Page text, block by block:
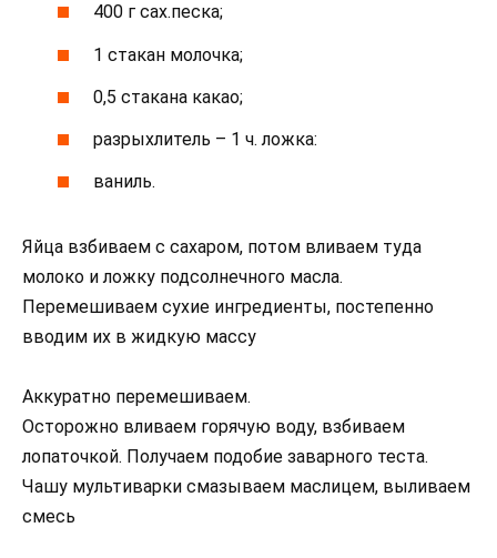
400 г сах.песка;
1 стакан молочка;
0,5 стакана какао;
разрыхлитель – 1 ч. ложка:
ваниль.
Яйца взбиваем с сахаром, потом вливаем туда
молоко и ложку подсолнечного масла.
Перемешиваем сухие ингредиенты, постепенно
вводим их в жидкую массу
Аккуратно перемешиваем.
Осторожно вливаем горячую воду, взбиваем
лопаточкой. Получаем подобие заварного теста.
Чашу мультиварки смазываем маслицем, выливаем
смесь